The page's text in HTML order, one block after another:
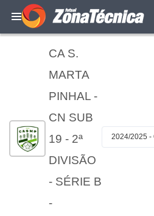
CA S.
MARTA
PINHAL -
CN SUB
19 - 2ª
DIVISÃO
- SÉRIE B
-
2024/2025 -